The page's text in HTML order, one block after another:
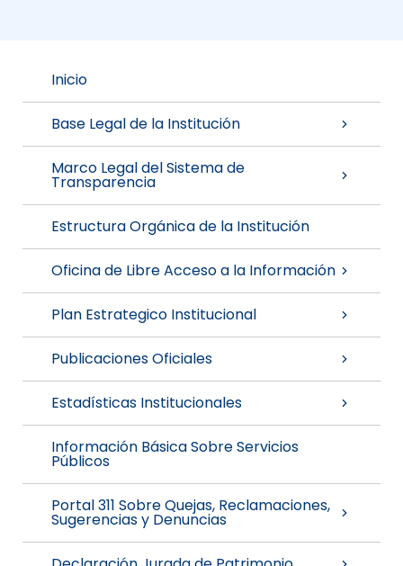
Inicio
Base Legal de la Institución
Marco Legal del Sistema de
Transparencia
Estructura Orgánica de la Institución
Oficina de Libre Acceso a la Información
Plan Estrategico Institucional
Publicaciones Oficiales
Estadísticas Institucionales
Información Básica Sobre Servicios
Públicos
Portal 311 Sobre Quejas, Reclamaciones,
Sugerencias y Denuncias